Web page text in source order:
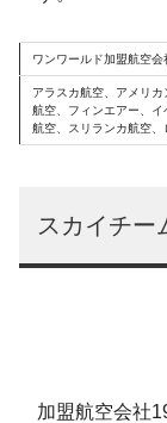
ワンワールド加盟航空会
アラスカ航空、アメリ
航空、フィンエアー、
航空、スリランカ航空
スカイチー
加盟航空会社